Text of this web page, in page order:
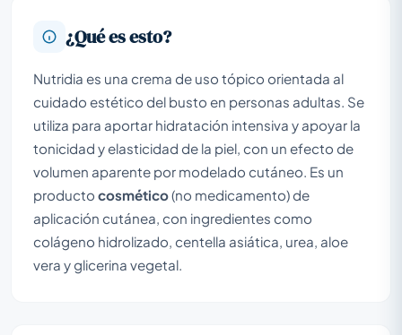
¿Qué es esto?
Nutridia es una crema de uso tópico orientada al
cuidado estético del busto en personas adultas. Se
utiliza para aportar hidratación intensiva y apoyar la
tonicidad y elasticidad de la piel, con un efecto de
volumen aparente por modelado cutáneo. Es un
producto cosmético(no medicamento) de
aplicación cutánea, con ingredientes como
colágeno hidrolizado, centella asiática, urea, aloe
vera y glicerina vegetal.